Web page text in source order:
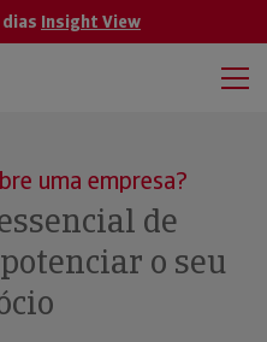
Insight View
uma empresa?
de
o seu